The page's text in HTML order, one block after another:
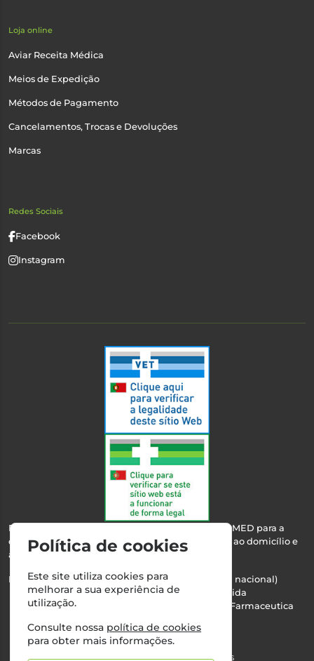
Loja online
Aviar Receita Médica
Meios de Expedição
Métodos de Pagamento
Cancelamentos, Trocas e Devoluções
Marcas
Redes Sociais
Facebook
Instagram
Esta farmácia encontra-se autorizada pelo INFARMED para a
dispensa de medicamentos e produtos de saúde ao domicílio e
através da internet.
Nº Infarmed: 21 798 7100 (chamada para rede fixa nacional)
Direção Técnica:Maria Teresa Almeida
NIPC:510103669 | Teresa Almeida - Sociedade Farmaceutica
Alvará nº:2994
©2026 Todos os direitos reservados
Política de cookies
Este site utiliza cookies para
melhorar a sua experiência de
utilização.
Consulte nossa política de cookies
para obter mais informações.